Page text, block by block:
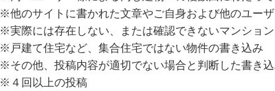
※他のサイトに書かれた文章やご自身および他のユー
※実際には存在しない、または確認できないマンショ
※戸建て住宅など、集合住宅ではない物件の書き込み
※その他、投稿内容が適切でない場合と判断した書き
※４回以上の投稿